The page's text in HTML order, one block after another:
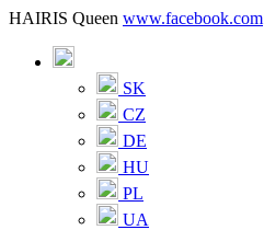
HAIRIS Queen www.facebook.com
SK
CZ
DE
HU
PL
UA